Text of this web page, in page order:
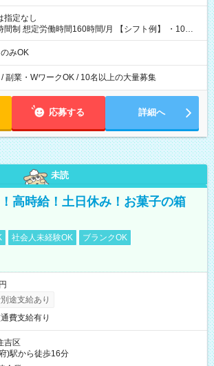
指定なし
定労働時間160時間/月 【シフト例】 ・10：
みOK
/ 副業・WワークOK / 10名以上の大量募集
応募する 詳細へ
未読
高時給！土日休み！お菓子の箱
社会人未経験OK
ブランクOK
途支給あり
費支給有り
吉区
)駅から徒歩16分